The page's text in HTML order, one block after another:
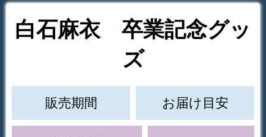
白石麻衣 卒業記念グッ
ズ
販売期間 お届け目安